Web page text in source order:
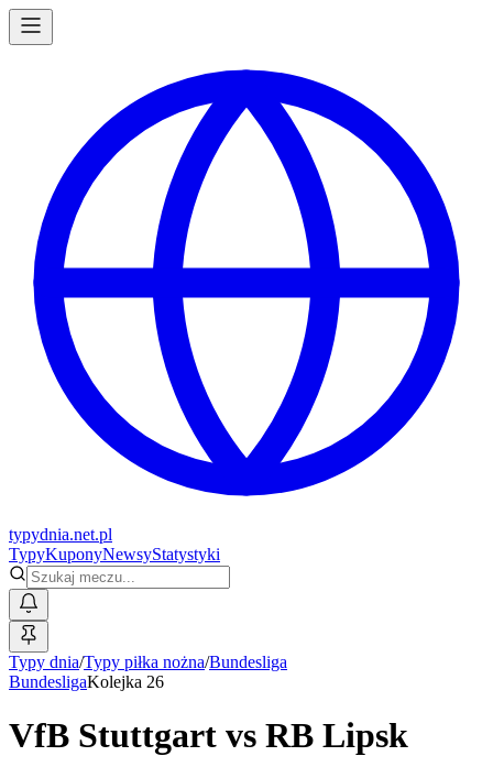
typydnia.net.pl
TypyKuponyNewsyStatystyki
Typy dnia/Typy piłka nożna/Bundesliga
BundesligaKolejka 26
VfB Stuttgart vs RB Lipsk